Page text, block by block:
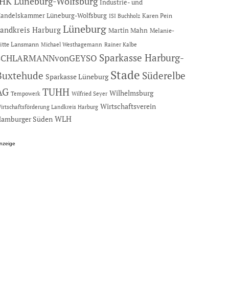
Industrie- und
Lüneburg-Wolfsburg ISI Buchholz Karen Pein
Harburg Lüneburg Martin Mahn Melanie-
Lansmann Michael Westhagemann Rainer Kalbe
Sparkasse Harburg-
Sparkasse Lüneburg Stade Süderelbe
Tempowerk TUHH Wilfried Seyer Wilhelmsburg
Landkreis Harburg Wirtschaftsverein
Süden WLH